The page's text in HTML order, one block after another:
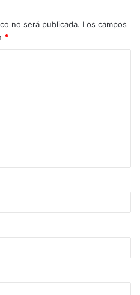
no será publicada. Los campos
*